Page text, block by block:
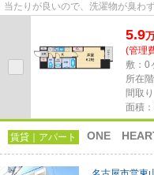
当たりが良いので、洗濯物が臭わ
5.9
(管理
敷：0
所在
間取
面積
賃貸｜アパート ONE